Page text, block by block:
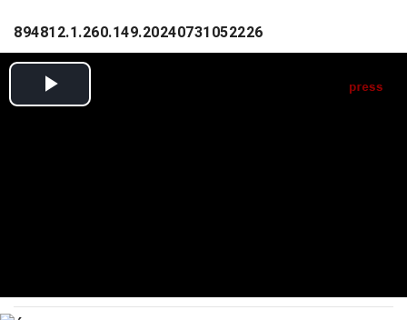
894812.1.260.149.20240731052226